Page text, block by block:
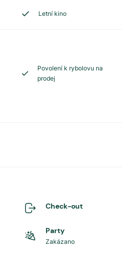
Letní kino
Povolení k rybolovu na
prodej
Check-out
Party
Zakázano